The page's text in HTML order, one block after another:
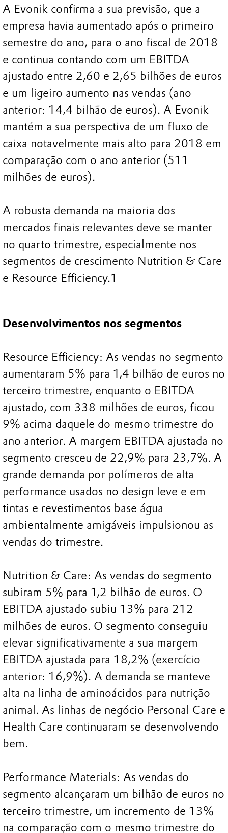
A Evonik confirma a sua previsão, que a
empresa havia aumentado após o primeiro
semestre do ano, para o ano fiscal de 2018
e continua contando com um EBITDA
ajustado entre 2,60 e 2,65 bilhões de euros
e um ligeiro aumento nas vendas (ano
anterior: 14,4 bilhão de euros). A Evonik
mantém a sua perspectiva de um fluxo de
caixa notavelmente mais alto para 2018 em
comparação com o ano anterior (511
milhões de euros).
A robusta demanda na maioria dos
mercados finais relevantes deve se manter
no quarto trimestre, especialmente nos
segmentos de crescimento Nutrition & Care
e Resource Efficiency.1
Desenvolvimentos nos segmentos
Resource Efficiency: As vendas no segmento
aumentaram 5% para 1,4 bilhão de euros no
terceiro trimestre, enquanto o EBITDA
ajustado, com 338 milhões de euros, ficou
9% acima daquele do mesmo trimestre do
ano anterior. A margem EBITDA ajustada no
segmento cresceu de 22,9% para 23,7%. A
grande demanda por polímeros de alta
performance usados no design leve e em
tintas e revestimentos base água
ambientalmente amigáveis impulsionou as
vendas do trimestre.
Nutrition & Care: As vendas do segmento
subiram 5% para 1,2 bilhão de euros. O
EBITDA ajustado subiu 13% para 212
milhões de euros. O segmento conseguiu
elevar significativamente a sua margem
EBITDA ajustada para 18,2% (exercício
anterior: 16,9%). A demanda se manteve
alta na linha de aminoácidos para nutrição
animal. As linhas de negócio Personal Care e
Health Care continuaram se desenvolvendo
bem.
Performance Materials: As vendas do
segmento alcançaram um bilhão de euros no
terceiro trimestre, um incremento de 13%
na comparação com o mesmo trimestre do